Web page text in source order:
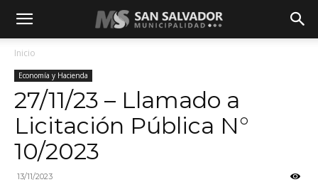
Inicio
Economía y Hacienda
27/11/23 – Llamado a
Licitación Pública N°
10/2023
13/11/2023